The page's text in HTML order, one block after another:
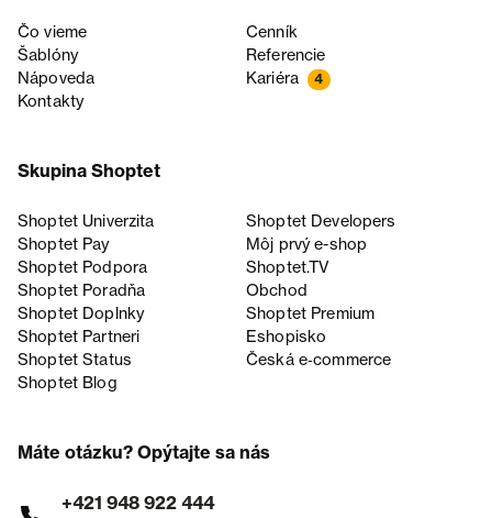
Čo vieme
Cenník
Šablóny
Referencie
Nápoveda
Kariéra 4
Kontakty
Skupina Shoptet
Shoptet Univerzita
Shoptet Developers
Shoptet Pay
Môj prvý e-shop
Shoptet Podpora
Shoptet.TV
Shoptet Poradňa
Obchod
Shoptet Doplnky
Shoptet Premium
Shoptet Partneri
Eshopisko
Shoptet Status
Česká e‑commerce
Shoptet Blog
Máte otázku? Opýtajte sa nás
+421 948 922 444